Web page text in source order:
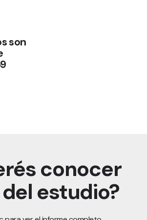
son
conocer
estudio?